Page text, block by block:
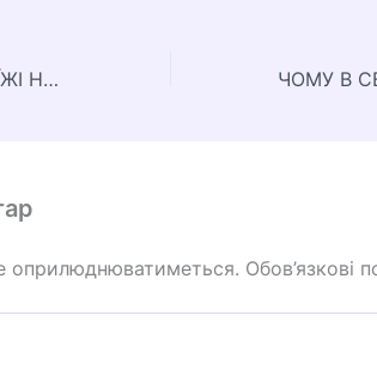
ЧОМУ ЧИТАННЯ ПІД ЧАС ЇЖІ НЕГАТИВНО ВПЛИВАЄ НА ПРОЦЕС ТРАВЛЕННЯ
оприлюднюватиметься. Обов’язкові